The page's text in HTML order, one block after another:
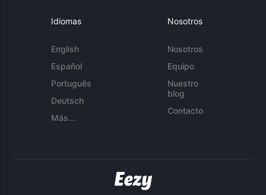
Idiomas
English
Español
Português
Deutsch
Más...
Nosotros
Nosotros
Equipo
Nuestro
blog
Contacto